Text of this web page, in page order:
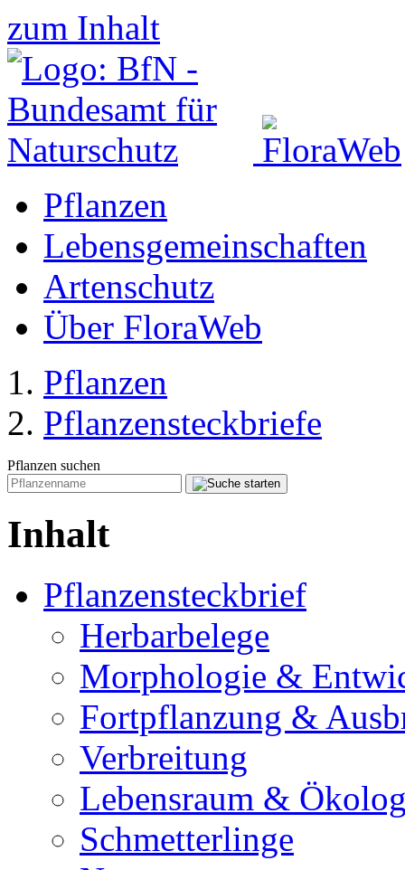
zum Inhalt
Pflanzen
Lebensgemeinschaften
Artenschutz
Über FloraWeb
Pflanzen
Pflanzensteckbriefe
Pflanzen suchen
Inhalt
Pflanzensteckbrief
Herbarbelege
Morphologie &
Fortpflanzung &
Verbreitung
Lebensraum &
Schmetterlinge